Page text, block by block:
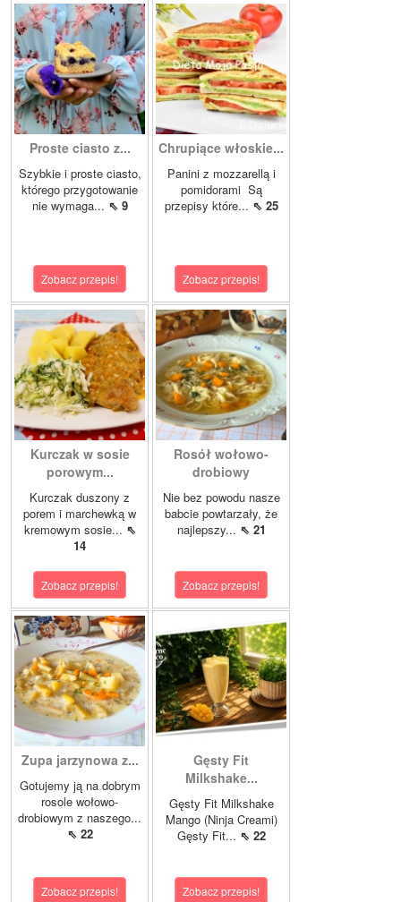
Proste ciasto z...
Szybkie i proste ciasto,
którego przygotowanie
nie wymaga... ⇖ 9
Zobacz przepis!
Chrupiące włoskie...
Panini z mozzarellą i
pomidorami Są
przepisy które... ⇖ 25
Zobacz przepis!
Kurczak w sosie
porowym...
Kurczak duszony z
porem i marchewką w
kremowym sosie... ⇖
14
Zobacz przepis!
Rosół wołowo-
drobiowy
Nie bez powodu nasze
babcie powtarzały, że
najlepszy... ⇖ 21
Zobacz przepis!
Zupa jarzynowa z...
Gotujemy ją na dobrym
rosole wołowo-
drobiowym z naszego...
⇖ 22
Zobacz przepis!
Gęsty Fit
Milkshake...
Gęsty Fit Milkshake
Mango (Ninja Creami)
Gęsty Fit... ⇖ 22
Zobacz przepis!